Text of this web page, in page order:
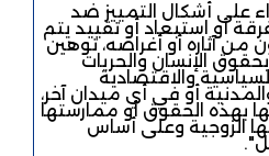
أشكال التمييز ضد
أو استبعاد أو تقييد يتم
آثاره أو أغراضه، توهين
الإنسان والحريات
والاقتصادية
أو في أي ميدان آخر،
بهذه الحقوق أو ممارستها
الزوجية وعلى أساس